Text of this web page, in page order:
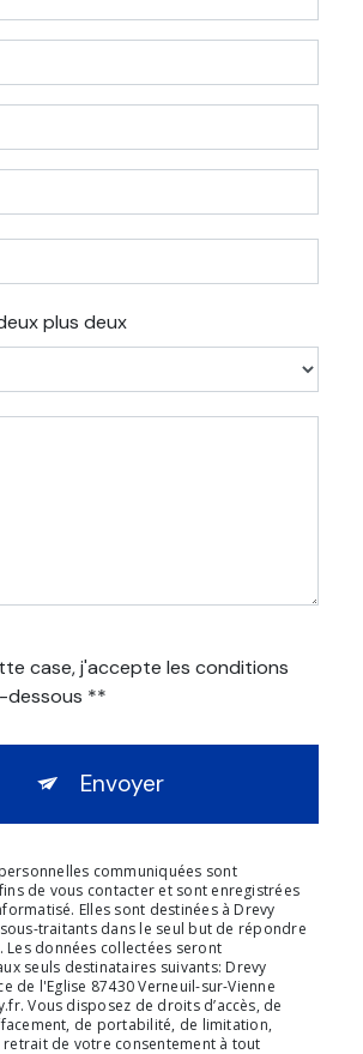
plus deux
case, j'accepte les conditions
dessous **
Envoyer
communiquées sont
de vous contacter et sont enregistrées
Elles sont destinées à Drevy
traitants dans le seul but de répondre
Les données collectées seront
seuls destinataires suivants: Drevy
de l'Eglise 87430 Verneuil-sur-Vienne
Vous disposez de droits d’accès, de
de portabilité, de limitation,
retrait de votre consentement à tout